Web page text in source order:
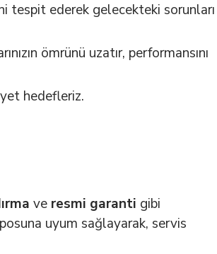
tespit ederek gelecekteki sorunları
ömrünü uzatır, performansını
hedefleriz.
ve resmi garanti gibi
uyum sağlayarak, servis